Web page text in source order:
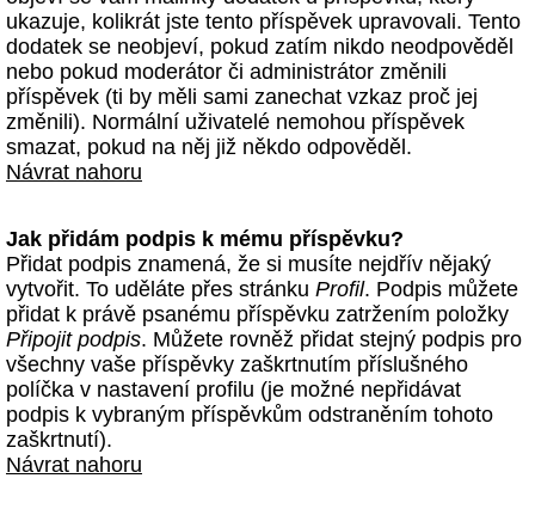
ukazuje, kolikrát jste tento příspěvek upravovali. Tento
dodatek se neobjeví, pokud zatím nikdo neodpověděl
nebo pokud moderátor či administrátor změnili
příspěvek (ti by měli sami zanechat vzkaz proč jej
změnili). Normální uživatelé nemohou příspěvek
smazat, pokud na něj již někdo odpověděl.
Návrat nahoru
Jak přidám podpis k mému příspěvku?
Přidat podpis znamená, že si musíte nejdřív nějaký
vytvořit. To uděláte přes stránku Profil. Podpis můžete
přidat k právě psanému příspěvku zatržením položky
Připojit podpis. Můžete rovněž přidat stejný podpis pro
všechny vaše příspěvky zaškrtnutím příslušného
políčka v nastavení profilu (je možné nepřidávat
podpis k vybraným příspěvkům odstraněním tohoto
zaškrtnutí).
Návrat nahoru